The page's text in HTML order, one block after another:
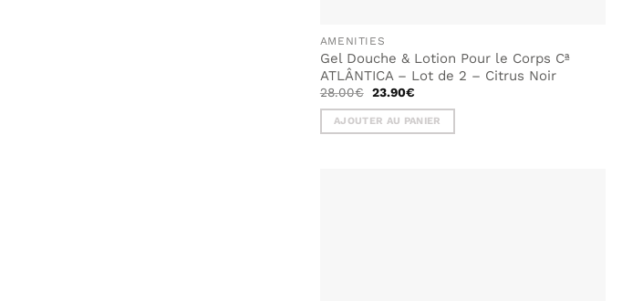
AMENITIES
Gel Douche & Lotion Pour le Corps Cª
ATLÂNTICA – Lot de 2 – Citrus Noir
28.00€ Le
initial
était :
28.00€.
23.90€Le
actuel
est :
23.90€.
AJOUTER AU PANIER